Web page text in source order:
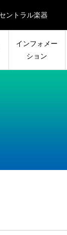
ントラル楽器
インフォメー
ション